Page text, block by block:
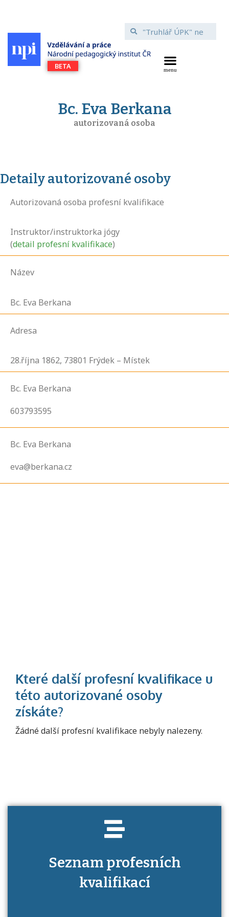
Bc. Eva Berkana
autorizovaná osoba
Detaily autorizované osoby
Autorizovaná osoba profesní kvalifikace
Instruktor/instruktorka jógy
(detail profesní kvalifikace)
Název
Bc. Eva Berkana
Adresa
28.října 1862, 73801 Frýdek – Místek
Bc. Eva Berkana
603793595
Bc. Eva Berkana
eva@berkana.cz
Žádné další profesní kvalifikace nebyly nalezeny.
Seznam profesních
kvalifikací
Projděte si seznam profesních kvalifikací.